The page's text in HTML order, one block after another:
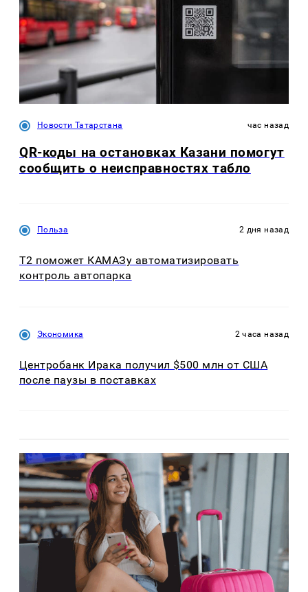
Новости Татарстана час назад
QR-коды на остановках Казани помогут
сообщить о неисправностях табло
Польза 2 дня назад
T2 поможет КАМАЗу автоматизировать
контроль автопарка
Экономика 2 часа назад
Центробанк Ирака получил $500 млн от США
после паузы в поставках